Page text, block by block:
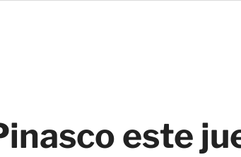
este